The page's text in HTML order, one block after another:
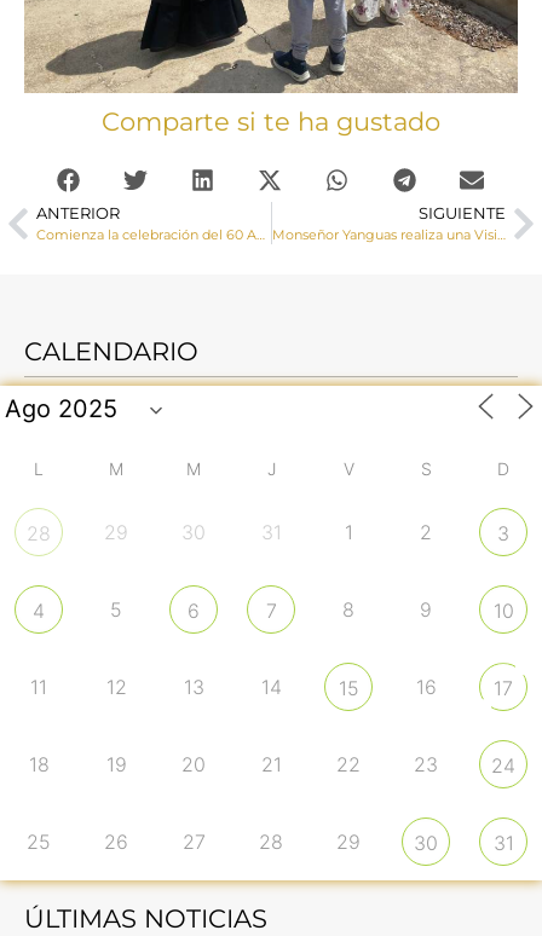
Comparte si te ha gustado
ANTERIOR
Comienza la celebración del 60 Aniversario de Cáritas Diocesana de Cuenca
SIGUIENTE
Monseñor Yanguas realiza una Visita Pastoral a la localidad de Cañaveras
CALENDARIO
L M M J V S D
28 29 30 31 1 2 3
4 5 6 7 8 9 10
11 12 13 14 15 16 17
18 19 20 21 22 23 24
25 26 27 28 29 30 31
ÚLTIMAS NOTICIAS